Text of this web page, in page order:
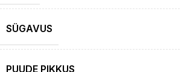
SÜGAVUS
PUUDE PIKKUS